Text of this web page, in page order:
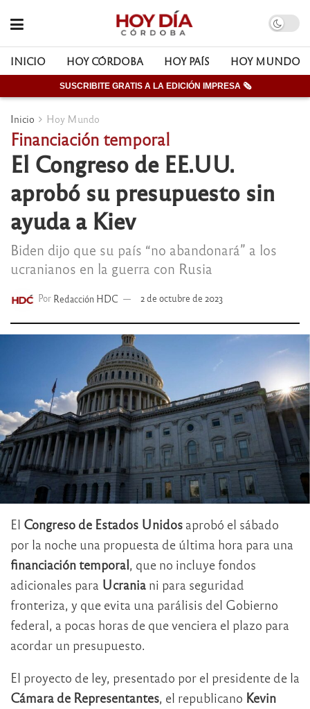
INICIO HOY CÓRDOBA HOY PAÍS HOY MUNDO
SUSCRIBITE GRATIS A LA EDICIÓN IMPRESA 🗞
Inicio Hoy Mundo
Financiación temporal
El Congreso de EE.UU.
aprobó su presupuesto sin
ayuda a Kiev
Biden dijo que su país “no abandonará” a los
ucranianos en la guerra con Rusia
Por Redacción HDC 2 de octubre de 2023
El Congreso de Estados Unidos aprobó el sábado
por la noche una propuesta de última hora para una
financiación temporal, que no incluye fondos
adicionales para Ucrania ni para seguridad
fronteriza, y que evita una parálisis del Gobierno
federal, a pocas horas de que venciera el plazo para
acordar un presupuesto.
El proyecto de ley, presentado por el presidente de la
Cámara de Representantes, el republicano Kevin